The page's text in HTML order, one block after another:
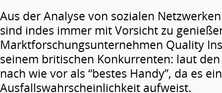
Aus der Analyse von sozialen
sind indes immer mit Vorsicht zu
Marktforschungsunternehmen Quality
seinem britischen Konkurrenten: laut
nach wie vor als “bestes Handy”, da es
Ausfallswahrscheinlichkeit aufweist.